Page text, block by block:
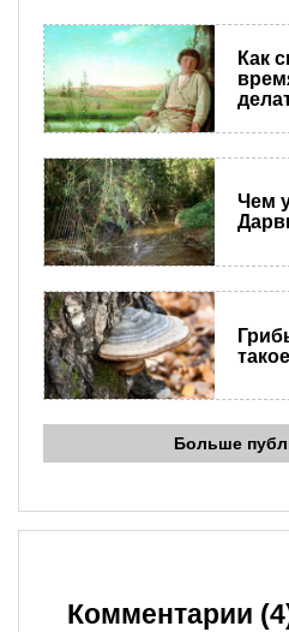
Как
Чем
Больше
Комментарии